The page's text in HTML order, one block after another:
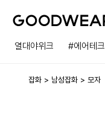
열대야위크 #에어테크
잡화 남성잡화 모자